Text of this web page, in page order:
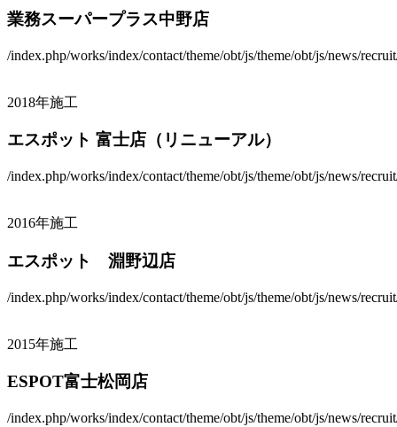
業務スーパープラス中野店
/index.php/works/index/contact/theme/obt/js/theme/obt/js/news/
2018年施工
エスポット 富士店（リニューアル）
/index.php/works/index/contact/theme/obt/js/theme/obt/js/news/
2016年施工
エスポット 淵野辺店
/index.php/works/index/contact/theme/obt/js/theme/obt/js/news/
2015年施工
ESPOT富士松岡店
/index.php/works/index/contact/theme/obt/js/theme/obt/js/news/